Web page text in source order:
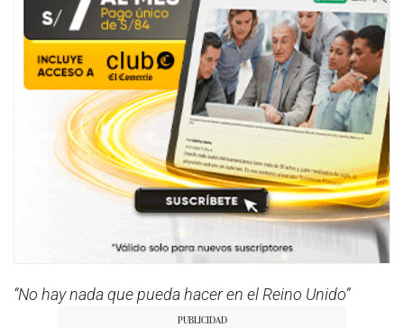
“No hay nada que pueda hacer en el Reino Unido”